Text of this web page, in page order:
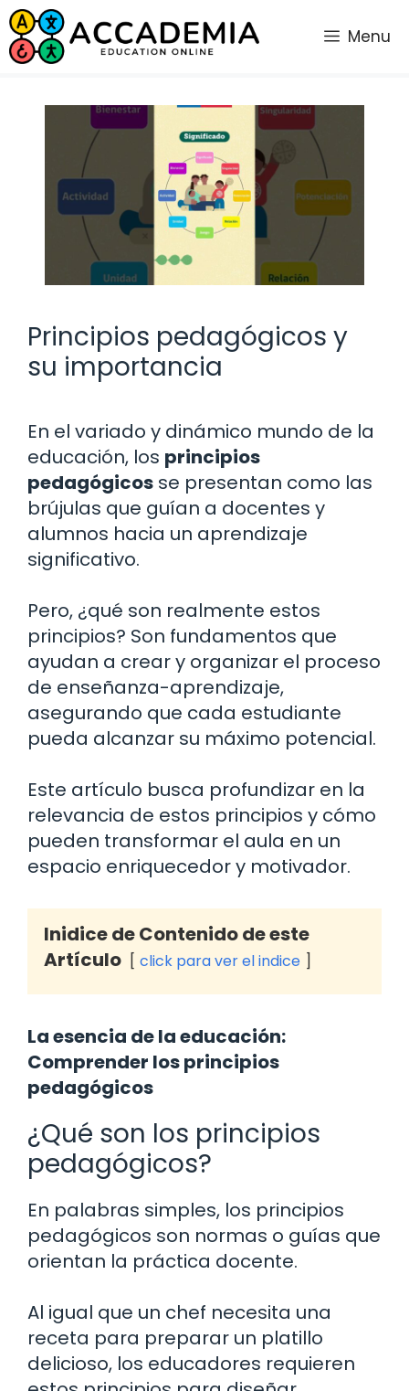
Saltar
al
contenido
Menu
Principios pedagógicos y
su importancia
En el variado y dinámico mundo de la
educación, los principios
pedagógicos se presentan como las
brújulas que guían a docentes y
alumnos hacia un aprendizaje
significativo.
Pero, ¿qué son realmente estos
principios? Son fundamentos que
ayudan a crear y organizar el proceso
de enseñanza-aprendizaje,
asegurando que cada estudiante
pueda alcanzar su máximo potencial.
Este artículo busca profundizar en la
relevancia de estos principios y cómo
pueden transformar el aula en un
espacio enriquecedor y motivador.
Inidice de Contenido de este
Artículo
click para ver el indice
La esencia de la educación:
Comprender los principios
pedagógicos
¿Qué son los principios
pedagógicos?
En palabras simples, los principios
pedagógicos son normas o guías que
orientan la práctica docente.
Al igual que un chef necesita una
receta para preparar un platillo
delicioso, los educadores requieren